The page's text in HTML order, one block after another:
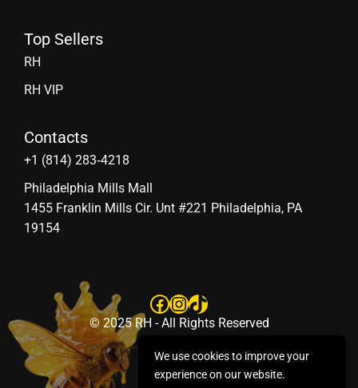
Top Sellers
RH
RH VIP
Contacts
‪+1 (814) 283‑4218
Philadelphia Mills Mall
1455 Franklin Mills Cir. Unt #221 Philadelphia, PA
19154
Facebook
Instagram
TikTok
© 2025 RH - All Rights Reserved
We use cookies to improve your
experience on our website.